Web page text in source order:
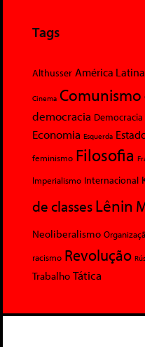
Tags
Althusser América Latina
Cinema Comunismo
democracia
Economia Esquerda
feminismo Filosofia
Imperialismo Internacional
de classesLênin
Neoliberalismo
racismo Revolução
Trabalho Tática